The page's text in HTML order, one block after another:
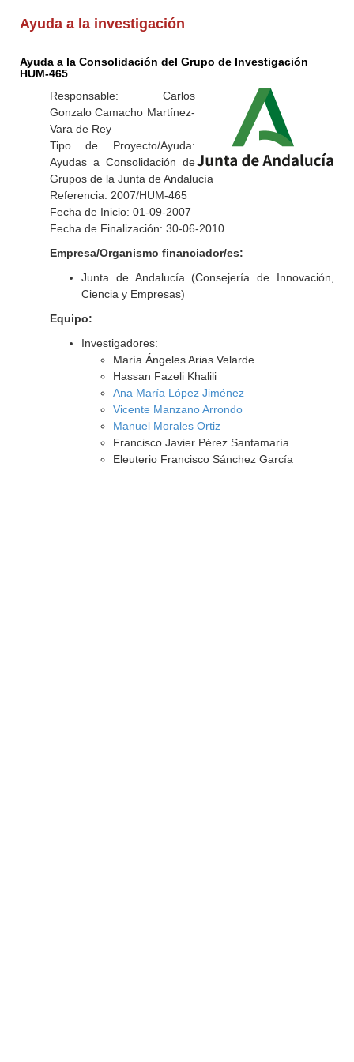
Ayuda a la investigación
Ayuda a la Consolidación del Grupo de Investigación
HUM-465
Responsable: Carlos
Gonzalo Camacho Martínez-
Vara de Rey
Tipo de Proyecto/Ayuda:
Ayudas a Consolidación de
Grupos de la Junta de Andalucía
Referencia: 2007/HUM-465
Fecha de Inicio: 01-09-2007
Fecha de Finalización: 30-06-2010
Empresa/Organismo financiador/es:
Junta de Andalucía (Consejería de Innovación,
Ciencia y Empresas)
Equipo:
Investigadores:
María Ángeles Arias Velarde
Hassan Fazeli Khalili
Ana María López Jiménez
Vicente Manzano Arrondo
Manuel Morales Ortiz
Francisco Javier Pérez Santamaría
Eleuterio Francisco Sánchez García